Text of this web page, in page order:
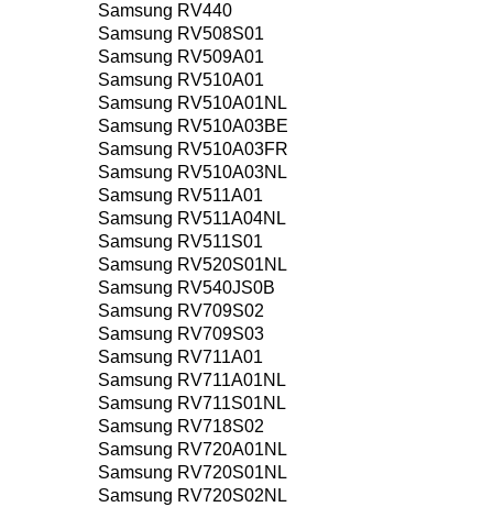
Samsung RV440
Samsung RV508S01
Samsung RV509A01
Samsung RV510A01
Samsung RV510A01NL
Samsung RV510A03BE
Samsung RV510A03FR
Samsung RV510A03NL
Samsung RV511A01
Samsung RV511A04NL
Samsung RV511S01
Samsung RV520S01NL
Samsung RV540JS0B
Samsung RV709S02
Samsung RV709S03
Samsung RV711A01
Samsung RV711A01NL
Samsung RV711S01NL
Samsung RV718S02
Samsung RV720A01NL
Samsung RV720S01NL
Samsung RV720S02NL